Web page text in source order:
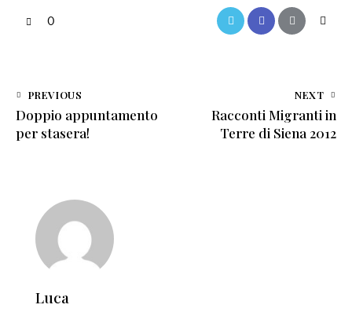
0
PREVIOUS
Doppio appuntamento
per stasera!
NEXT
Racconti Migranti in
Terre di Siena 2012
Luca